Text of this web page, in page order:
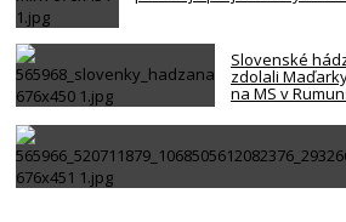
Slovenské
zdolali
na MS v